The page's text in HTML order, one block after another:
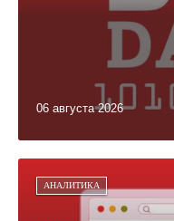
06 августа 2026
АНАЛИТИКА